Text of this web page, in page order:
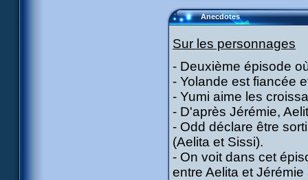
Anecdotes
Sur les personnages
- Deuxième épisode
- Yolande est fiancée
- Yumi aime les
- D'après Jérémie,
- Odd déclare être
(Aelita et Sissi).
- On voit dans cet
entre Aelita et Jérémie